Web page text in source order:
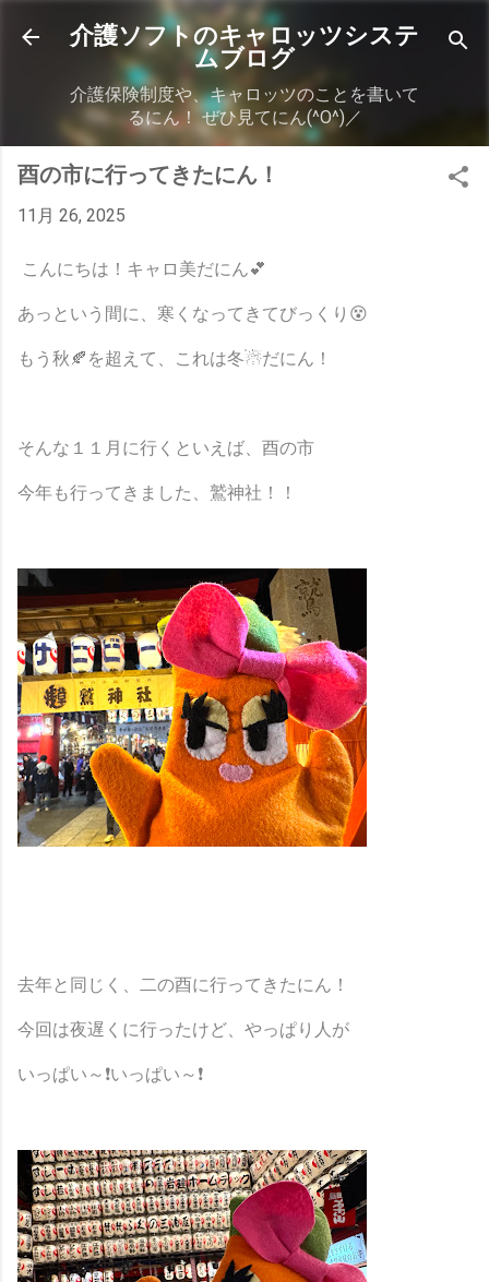
スキップしてメイン コンテンツに移動
介護ソフトのキャロッツシステ
ムブログ
介護保険制度や、キャロッツのことを書いて
るにん！ ぜひ見てにん(^O^)／
酉の市に行ってきたにん！
11月 26, 2025
こんにちは！キャロ美だにん💕
あっという間に、寒くなってきてびっくり😵
もう秋🍂を超えて、これは冬☃だにん！
そんな１１月に行くといえば、酉の市
今年も行ってきました、鷲神社！！
去年と同じく、二の酉に行ってきたにん！
今回は夜遅くに行ったけど、やっぱり人が
いっぱい～❗いっぱい～❗